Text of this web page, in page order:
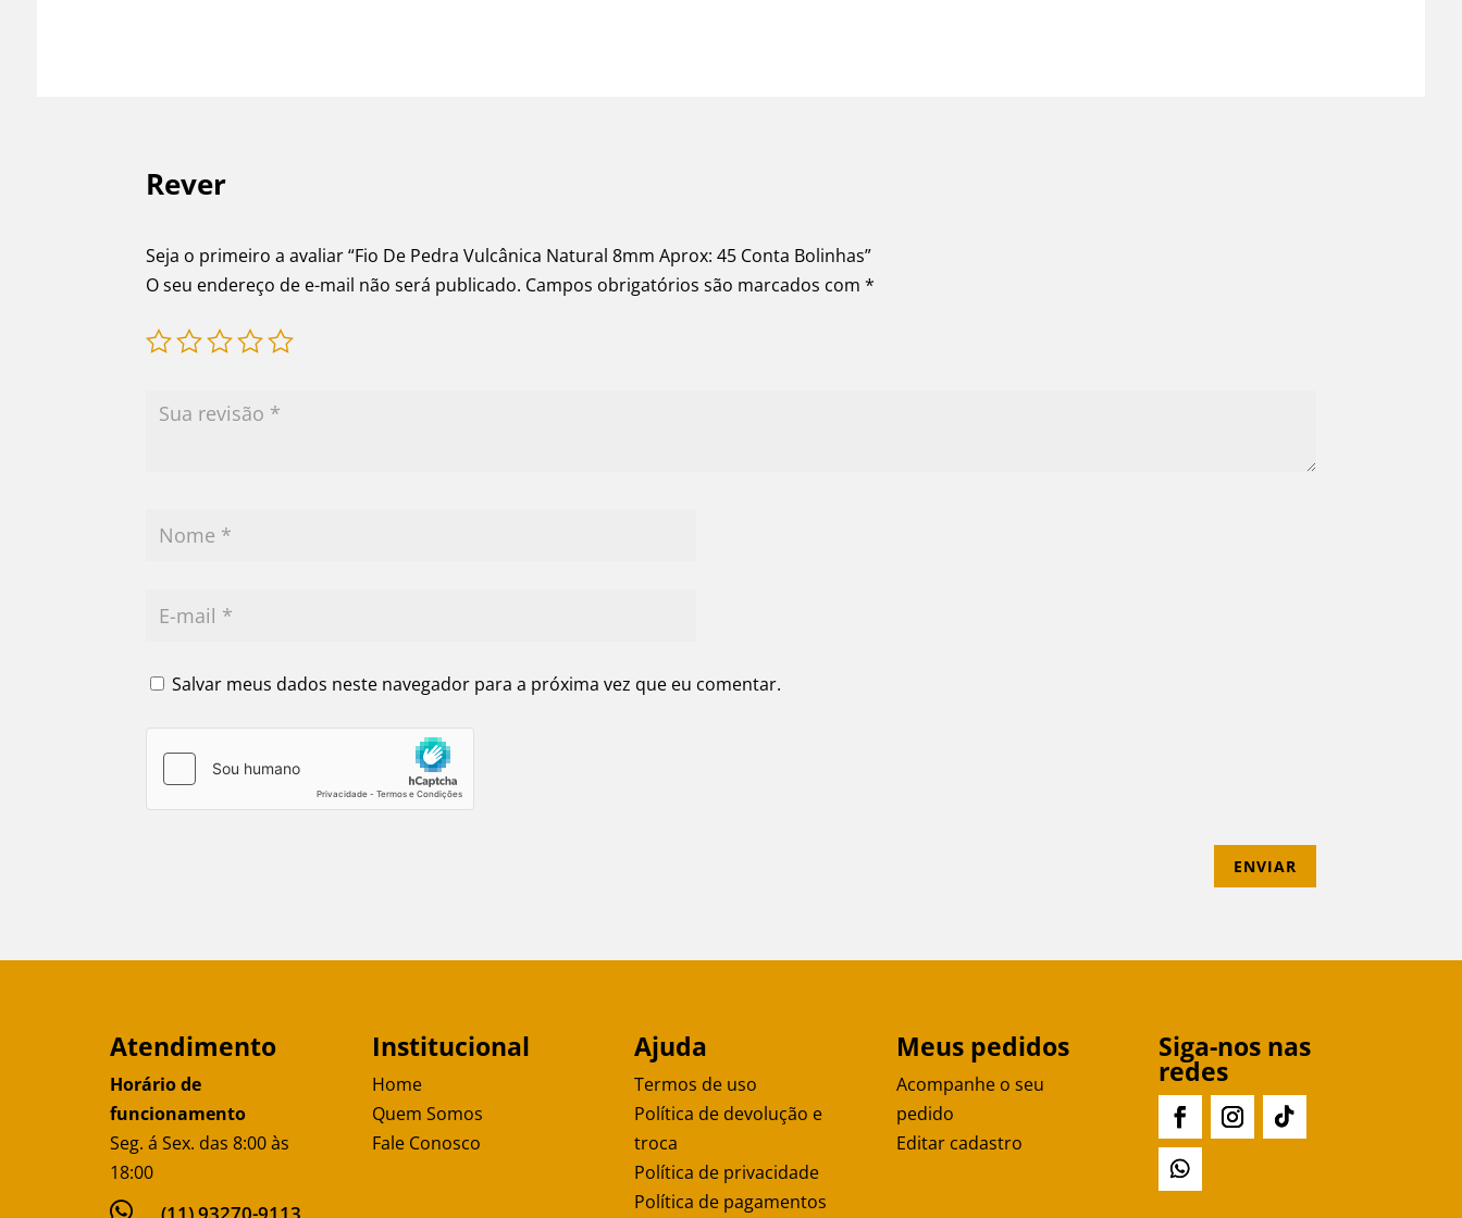
Rever
Seja o primeiro a avaliar “Fio De Pedra Vulcânica Natural 8mm Aprox: 45 Conta Bolinhas”
O seu endereço de e-mail não será publicado. Campos obrigatórios são marcados com*
Salvar meus dados neste navegador para a próxima vez que eu comentar.
ENVIAR
Atendimento
Horário de
funcionamento
Seg. á Sex. das 8:00 às
18:00
 (11) 93270-9113
Institucional
Home
Quem Somos
Fale Conosco
Ajuda
Termos de uso
Política de devolução e
troca
Política de privacidade
Política de pagamentos
Meus pedidos
Acompanhe o seu
pedido
Editar cadastro
Siga-nos nas
redes